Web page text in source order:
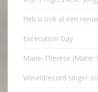
Heb u ook al een
Excecution Day
Marie-Therese (Marie-
Wereldrecord singer-